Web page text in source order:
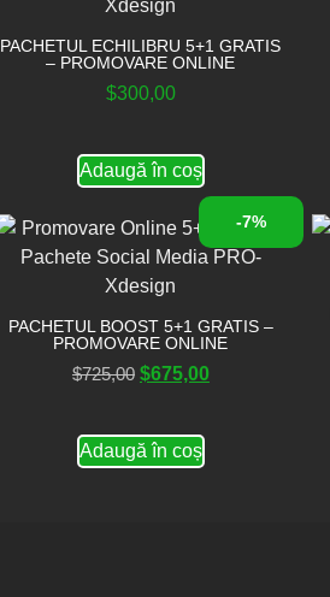
PACHETUL ECHILIBRU 5+1 GRATIS
– PROMOVARE ONLINE
$300,00
Adaugă în coș
-7%
PACHETUL BOOST 5+1 GRATIS –
PROMOVARE ONLINE
$725,00 $675,00
Adaugă în coș